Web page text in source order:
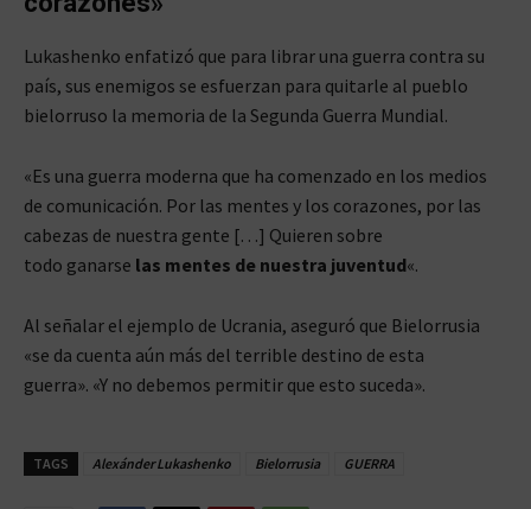
Lukashenko enfatizó que para librar una guerra contra su
país, sus enemigos se esfuerzan para quitarle al pueblo
bielorruso la memoria de la Segunda Guerra Mundial.
«Es una guerra moderna que ha comenzado en los medios
de comunicación. Por las mentes y los corazones, por las
cabezas de nuestra gente […] Quieren sobre
todo ganarse las mentes de nuestra juventud«.
Al señalar el ejemplo de Ucrania, aseguró que Bielorrusia
«se da cuenta aún más del terrible destino de esta
guerra». «Y no debemos permitir que esto suceda».
TAGS Alexánder Lukashenko Bielorrusia GUERRA